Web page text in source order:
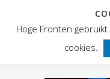
Hoge Fronten
cookies.